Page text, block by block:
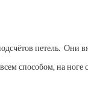
петель. Они
способом, на ноге